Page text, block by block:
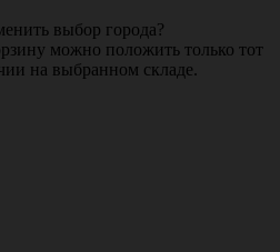
выбор города?
можно положить только тот
на выбранном складе.